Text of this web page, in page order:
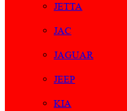
JETTA
JAC
JAGUAR
JEEP
KIA